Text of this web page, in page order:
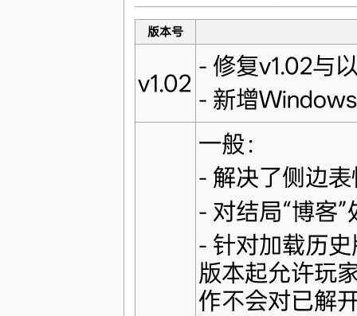
版本号
v1.02
- 修复v1.02与
- 新增
一般：
- 解决了侧边
- 对结局“博客
- 针对加载历
版本起允许玩
作不会对已解